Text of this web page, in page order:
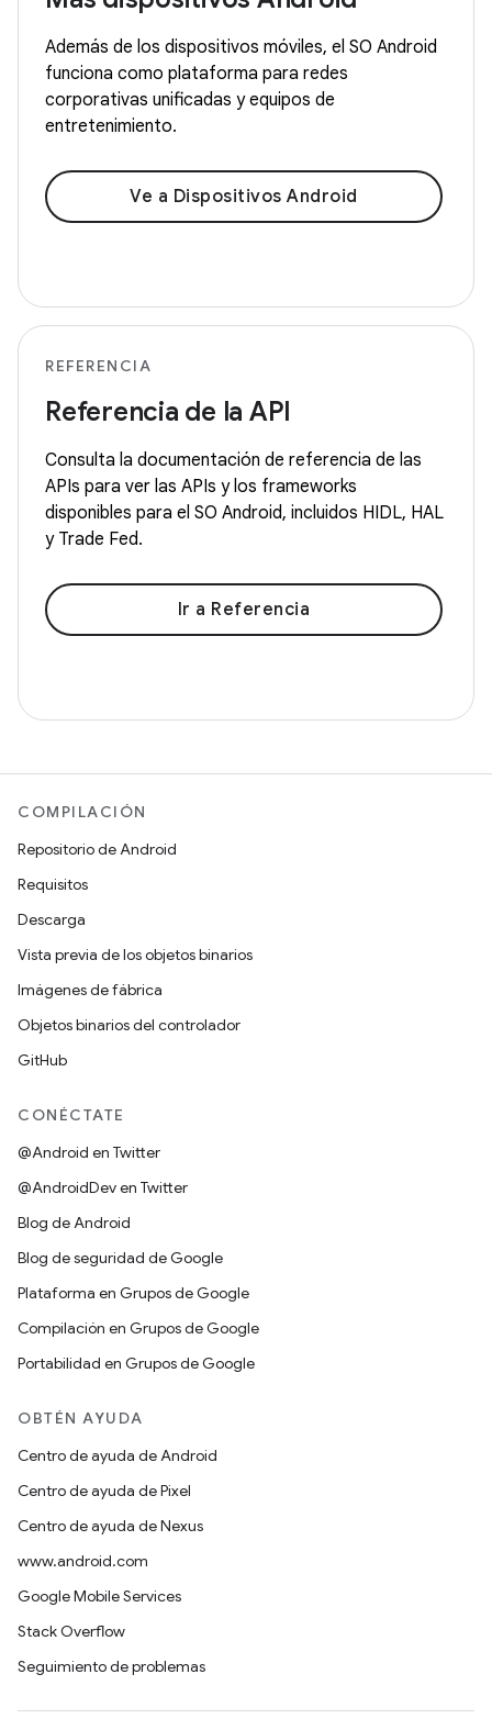
Además de los dispositivos móviles, el SO Android
funciona como plataforma para redes
corporativas unificadas y equipos de
entretenimiento.
Ve a Dispositivos Android
REFERENCIA
Referencia de la API
Consulta la documentación de referencia de las
APIs para ver las APIs y los frameworks
disponibles para el SO Android, incluidos HIDL, HAL
y Trade Fed.
Ir a Referencia
COMPILACIÓN
Repositorio de Android
Requisitos
Descarga
Vista previa de los objetos binarios
Imágenes de fábrica
Objetos binarios del controlador
GitHub
CONÉCTATE
@Android en Twitter
@AndroidDev en Twitter
Blog de Android
Blog de seguridad de Google
Plataforma en Grupos de Google
Compilación en Grupos de Google
Portabilidad en Grupos de Google
OBTÉN AYUDA
Centro de ayuda de Android
Centro de ayuda de Pixel
Centro de ayuda de Nexus
www.android.com
Google Mobile Services
Stack Overflow
Seguimiento de problemas